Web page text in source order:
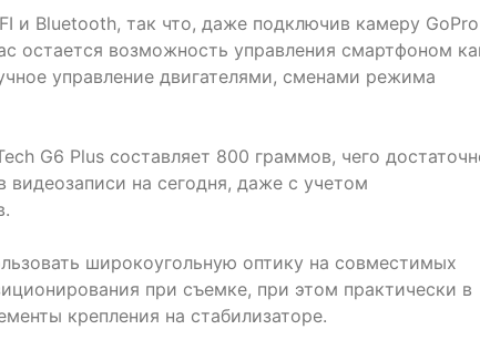
и Bluetooth, так что, даже подключив камеру GoPro
остается возможность управления смартфоном
управление двигателями, сменами режима
G6 Plus составляет 800 граммов, чего
на сегодня, даже с учетом
широкоугольную оптику на совместимых
при съемке, при этом практически в
крепления на стабилизаторе.